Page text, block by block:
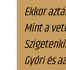
Ekkor
Mint a
Győri és